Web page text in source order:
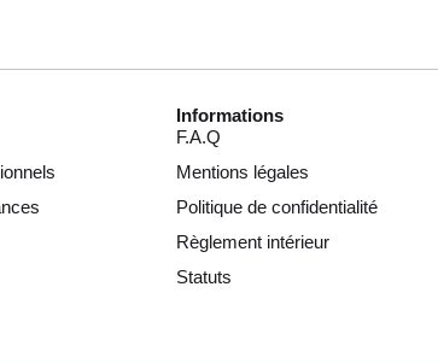
Informations
F.A.Q
Mentions légales
Politique de confidentialité
Règlement intérieur
Statuts